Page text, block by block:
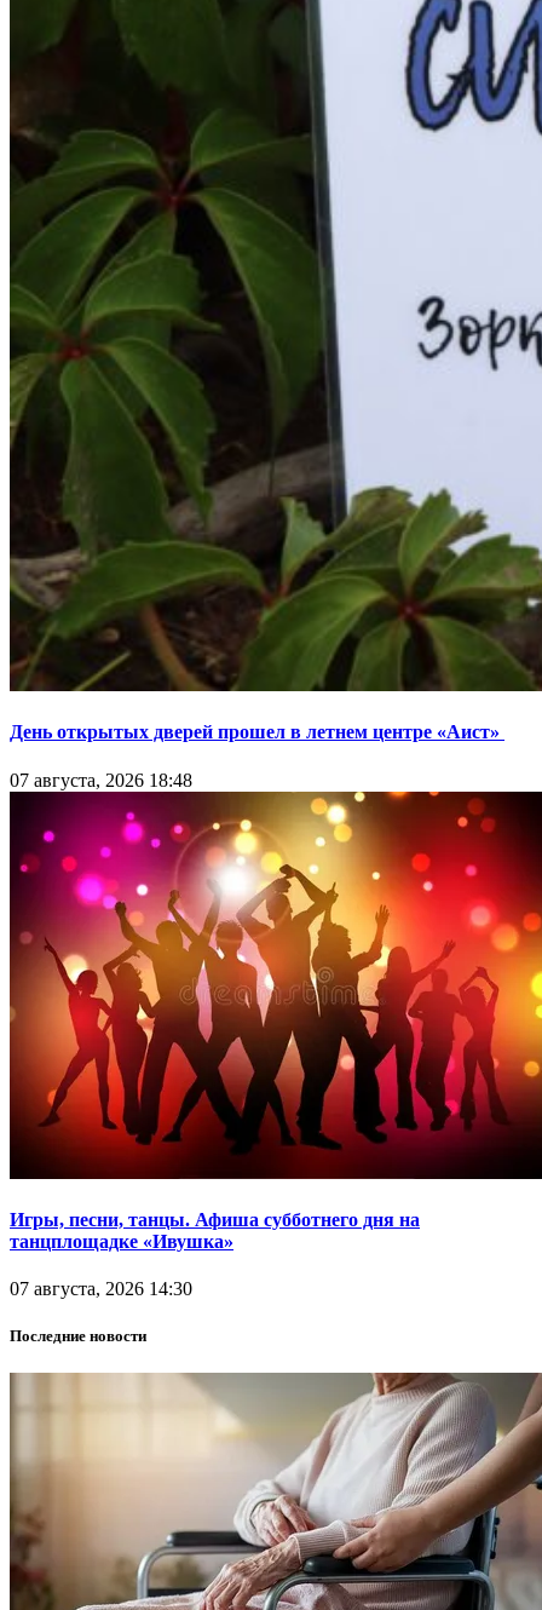
День открытых дверей прошел в летнем центре «Аист»
07 августа, 2026 18:48
Игры, песни, танцы. Афиша субботнего дня на
танцплощадке «Ивушка»
07 августа, 2026 14:30
Последние новости